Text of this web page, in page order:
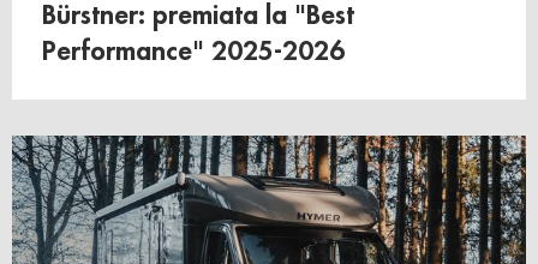
Bürstner: premiata la "Best
Performance" 2025-2026